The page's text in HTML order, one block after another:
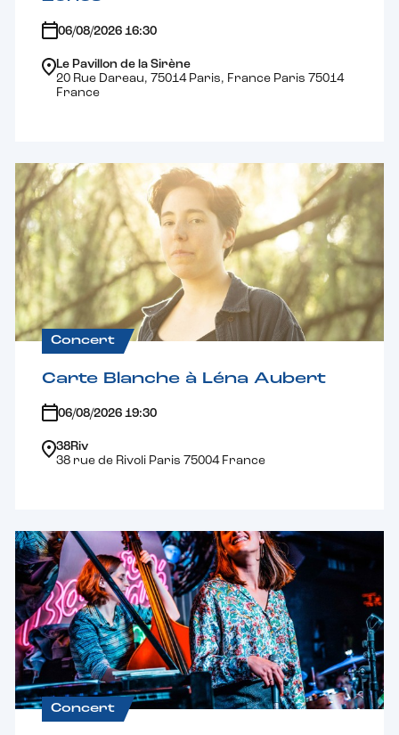
06/08/2026 16:30
Le Pavillon de la Sirène
20 Rue Dareau, 75014 Paris, France Paris 75014
France
Concert
Carte Blanche à Léna Aubert
06/08/2026 19:30
38Riv
38 rue de Rivoli Paris 75004 France
Concert